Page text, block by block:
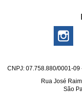
CNPJ: 07.758.880/0001-09
Rua José
São